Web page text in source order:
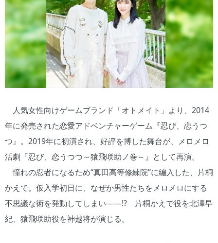
人気女性向けゲームブランド「オトメイト」より、2014
年に発売された恋愛アドベンチャーゲーム『忍び、恋うつ
つ』。2019年に初演され、好評を博した舞台が、メロメロ
活劇『忍び、恋うつつ～猿飛咲助ノ巻～』として再演。
憧れの忍者になるため“真田高等修練院”に編入した、片桐
かえで。仮入学初日に、なぜか男性たちをメロメロにする
不思議な術を発動してしまい――!? 片桐かえで役を北澤早
紀、猿飛咲助役を神越将が演じる。